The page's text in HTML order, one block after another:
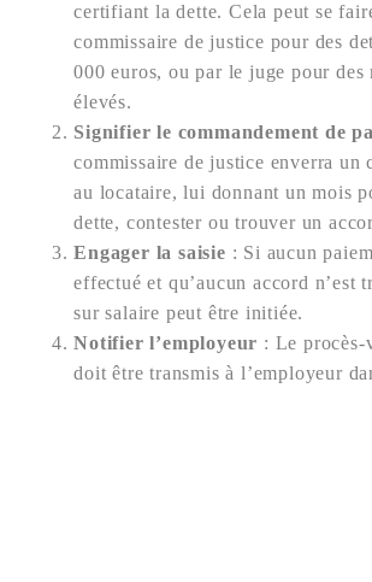
certifiant la dette. Cela peut se
commissaire de justice pour des
000 euros, ou par le juge pour des
élevés.
Signifier le commandement de
commissaire de justice enverra un
au locataire, lui donnant un mois
dette, contester ou trouver un
Engager la saisie : Si aucun
effectué et qu’aucun accord n’est
sur salaire peut être initiée.
Notifier l’employeur : Le procès-
doit être transmis à l’employeur
Nous contacter